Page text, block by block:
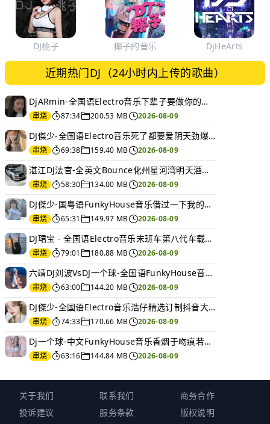
DJ桃子 椰子的音乐 DjHeArts
近期热门DJ（24小时内上传的歌曲）
DjARmin-全国语Electro音乐下辈子要做你的女人经典DJ串烧
串烧 87:34 200.53 MB 2026-08-09
DJ傑少-全国语Electro音乐死了都要爱阴天劲爆慢摇DJ串烧
串烧 69:38 159.40 MB 2026-08-09
湛江DJ法官-全英文Bounce化州星河湾明天酒吧主场电音蹦迪串烧
串烧 58:30 134.00 MB 2026-08-09
DJ傑少-国粤语FunkyHouse音乐借过一下我的好兄弟Q鼓串烧
串烧 65:31 149.97 MB 2026-08-09
DJ珺宝 - 全国语Electro音乐末班车第八代车载Vol.002专辑串烧
串烧 79:01 180.88 MB 2026-08-09
六靖DJ刘波VsDJ一个球-全国语FunkyHouse音乐打造2026伤感车载串烧v9
串烧 63:00 144.20 MB 2026-08-09
DJ傑少-全国语Electro音乐浩仔精选订制抖音大头针车载DJ串烧
串烧 74:33 170.66 MB 2026-08-09
Dj一个球-中文FunkyHouse音乐香烟于吻痕若月亮没来空灵鼓慢摇串烧NO.121
串烧 63:16 144.84 MB 2026-08-09
关于我们 联系我们
商务合作
投诉建议
服务条款 版权说明